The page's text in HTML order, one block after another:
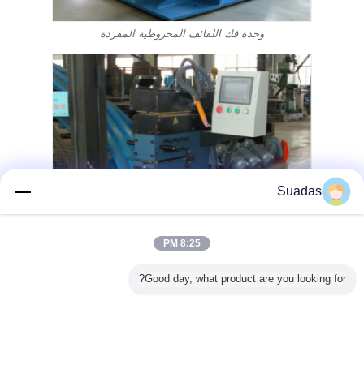
وحدة فك اللفائف المخروطية المفردة
Suadas
8:25 PM
Good day, what product are you looking for?